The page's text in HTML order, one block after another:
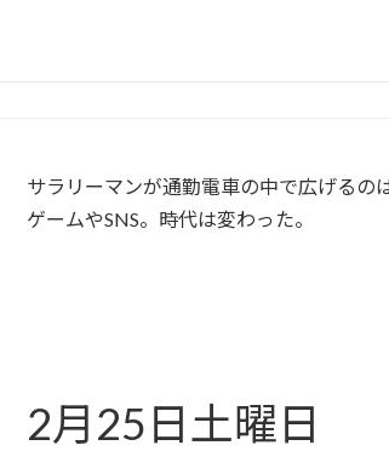
サラリーマンが通勤電車の中で広げるの
ゲームやSNS。時代は変わった。
2月25日土曜日